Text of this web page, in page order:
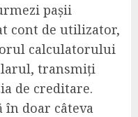
pașii
cont de utilizator,
calculatorului
transmiți
de creditare.
în doar câteva